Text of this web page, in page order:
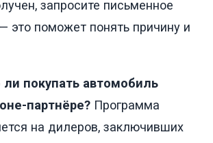
запросите письменное
это поможет понять причину и
ли покупать автомобиль
партнёре? Программа
на дилеров, заключивших